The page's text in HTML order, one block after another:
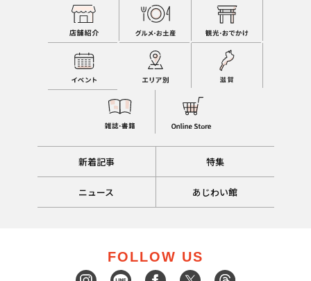
新着記事 特集
ニュース あじわい館
FOLLOW US